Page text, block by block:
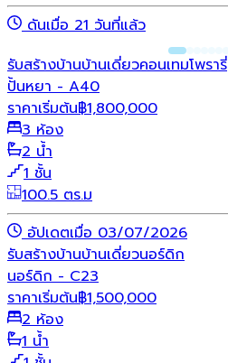
ดันเมื่อ 21 วันที่แล้ว
รับสร้างบ้านบ้านเดี่ยวคอนเทมโพรารี่
ปั้นหยา - A40
ราคาเริ่มต้น฿1,800,000
3 ห้อง
2 น้ำ
1 ชั้น
100.5 ตร.ม
อัปเดตเมื่อ 03/07/2026
รับสร้างบ้านบ้านเดี่ยวนอร์ดิก
นอร์ดิก - C23
ราคาเริ่มต้น฿1,500,000
2 ห้อง
1 น้ำ